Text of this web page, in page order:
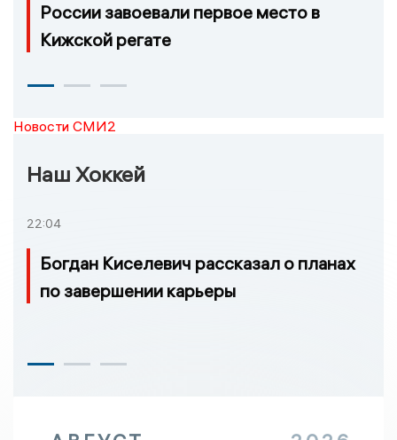
России завоевали первое место в
Кижской регате
Новости СМИ2
Наш Хоккей
22:04
Богдан Киселевич рассказал о планах
по завершении карьеры